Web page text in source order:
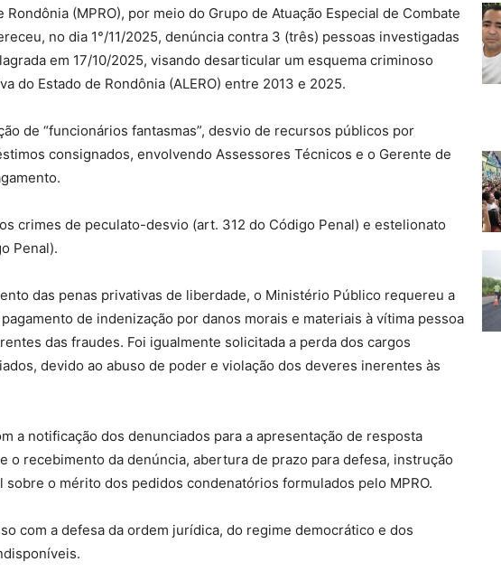
(MPRO), por meio do Grupo de Atuação Especial de Combate
no dia 1°/11/2025, denúncia contra 3 (três) pessoas investigadas
em 17/10/2025, visando desarticular um esquema criminoso
do Estado de Rondônia (ALERO) entre 2013 e 2025.
de “funcionários fantasmas”, desvio de recursos públicos por
consignados, envolvendo Assessores Técnicos e o Gerente de
crimes de peculato-desvio (art. 312 do Código Penal) e estelionato
Penal).
das penas privativas de liberdade, o Ministério Público requereu a
de indenização por danos morais e materiais à vítima pessoa
das fraudes. Foi igualmente solicitada a perda dos cargos
devido ao abuso de poder e violação dos deveres inerentes às
a notificação dos denunciados para a apresentação de resposta
o recebimento da denúncia, abertura de prazo para defesa, instrução
o mérito dos pedidos condenatórios formulados pelo MPRO.
com a defesa da ordem jurídica, do regime democrático e dos